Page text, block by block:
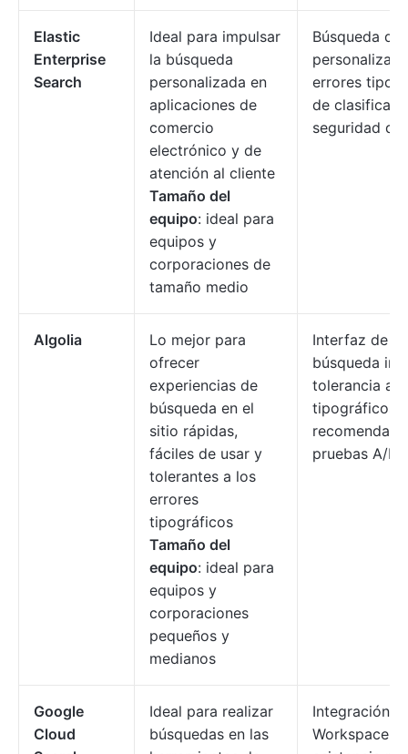
Elastic
Enterprise
Search
Ideal para impulsar
la búsqueda
personalizada en
aplicaciones de
comercio
electrónico y de
atención al cliente
Tamaño del
equipo: ideal para
equipos y
corporaciones de
tamaño medio
Búsqueda
errores
de
seguridad
Algolia
Lo mejor para
ofrecer
experiencias de
búsqueda en el
sitio rápidas,
fáciles de usar y
tolerantes a los
errores
tipográficos
Tamaño del
equipo: ideal para
equipos y
corporaciones
pequeños y
medianos
Interfaz de
búsqueda
tolerancia a
tipográficos,
pruebas A/B.
Google
Cloud
Ideal para realizar
búsquedas en las
Integración
Workspace,